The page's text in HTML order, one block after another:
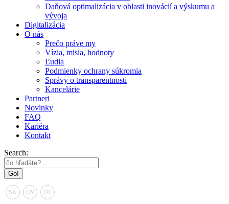
Daňová optimalizácia v oblasti inovácií a výskumu a
vývoja
Digitalizácia
O nás
Prečo práve my
Vízia, misia, hodnoty
Ľudia
Podmienky ochrany súkromia
Správy o transparentnosti
Kancelárie
Partneri
Novinky
FAQ
Kariéra
Kontakt
Search:
SK EN DE